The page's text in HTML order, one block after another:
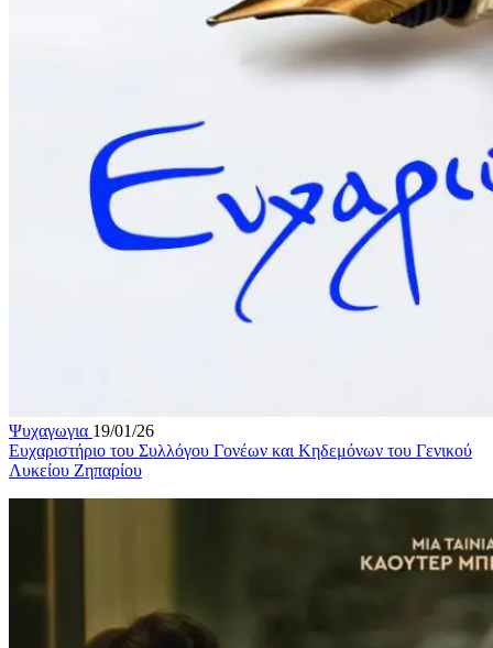
Ψυχαγωγια 19/01/26
Ευχαριστήριο του Συλλόγου Γονέων και Κηδεμόνων του Γενικού
Λυκείου Ζηπαρίου